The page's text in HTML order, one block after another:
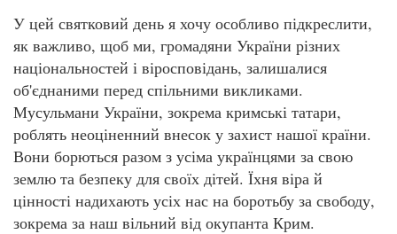
У цей святковий день я хочу особливо підкреслити,
як важливо, щоб ми, громадяни України різних
національностей і віросповідань, залишалися
об'єднаними перед спільними викликами.
Мусульмани України, зокрема кримські татари,
роблять неоціненний внесок у захист нашої країни.
Вони борються разом з усіма українцями за свою
землю та безпеку для своїх дітей. Їхня віра й
цінності надихають усіх нас на боротьбу за свободу,
зокрема за наш вільний від окупанта Крим.